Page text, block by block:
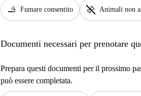
smoking_rooms Fumare consentito pet_supplies Animali non
Documenti necessari per prenotare
Prepara questi documenti per il prossimo
può essere completata.